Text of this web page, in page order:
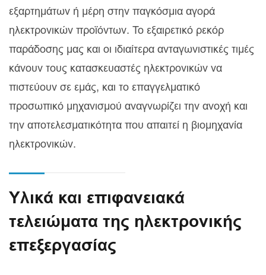
εξαρτημάτων ή μέρη στην παγκόσμια αγορά
ηλεκτρονικών προϊόντων. Το εξαιρετικό ρεκόρ
παράδοσης μας και οι ιδιαίτερα ανταγωνιστικές τιμές
κάνουν τους κατασκευαστές ηλεκτρονικών να
πιστεύουν σε εμάς, και το επαγγελματικό
προσωπικό μηχανισμού αναγνωρίζει την ανοχή και
την αποτελεσματικότητα που απαιτεί η βιομηχανία
ηλεκτρονικών.
Υλικά και επιφανειακά
τελειώματα της ηλεκτρονικής
επεξεργασίας